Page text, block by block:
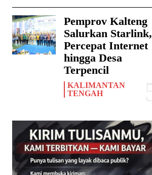
Pemprov Kalteng
Salurkan Starlink,
Percepat Internet
hingga Desa
Terpencil
KALIMANTAN
TENGAH